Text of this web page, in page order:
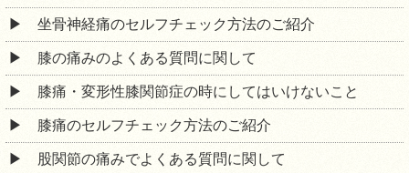
坐骨神経痛のセルフチェック方法のご紹介
膝の痛みのよくある質問に関して
膝痛・変形性膝関節症の時にしてはいけないこと
膝痛のセルフチェック方法のご紹介
股関節の痛みでよくある質問に関して